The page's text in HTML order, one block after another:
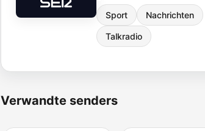
Sport Nachrichten
Talkradio
Verwandte senders